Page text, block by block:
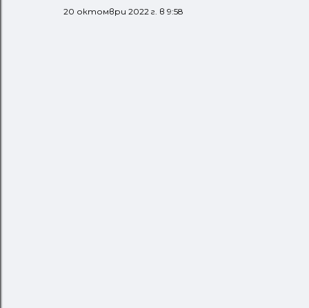
20 октомври 2022 г. в 9:58